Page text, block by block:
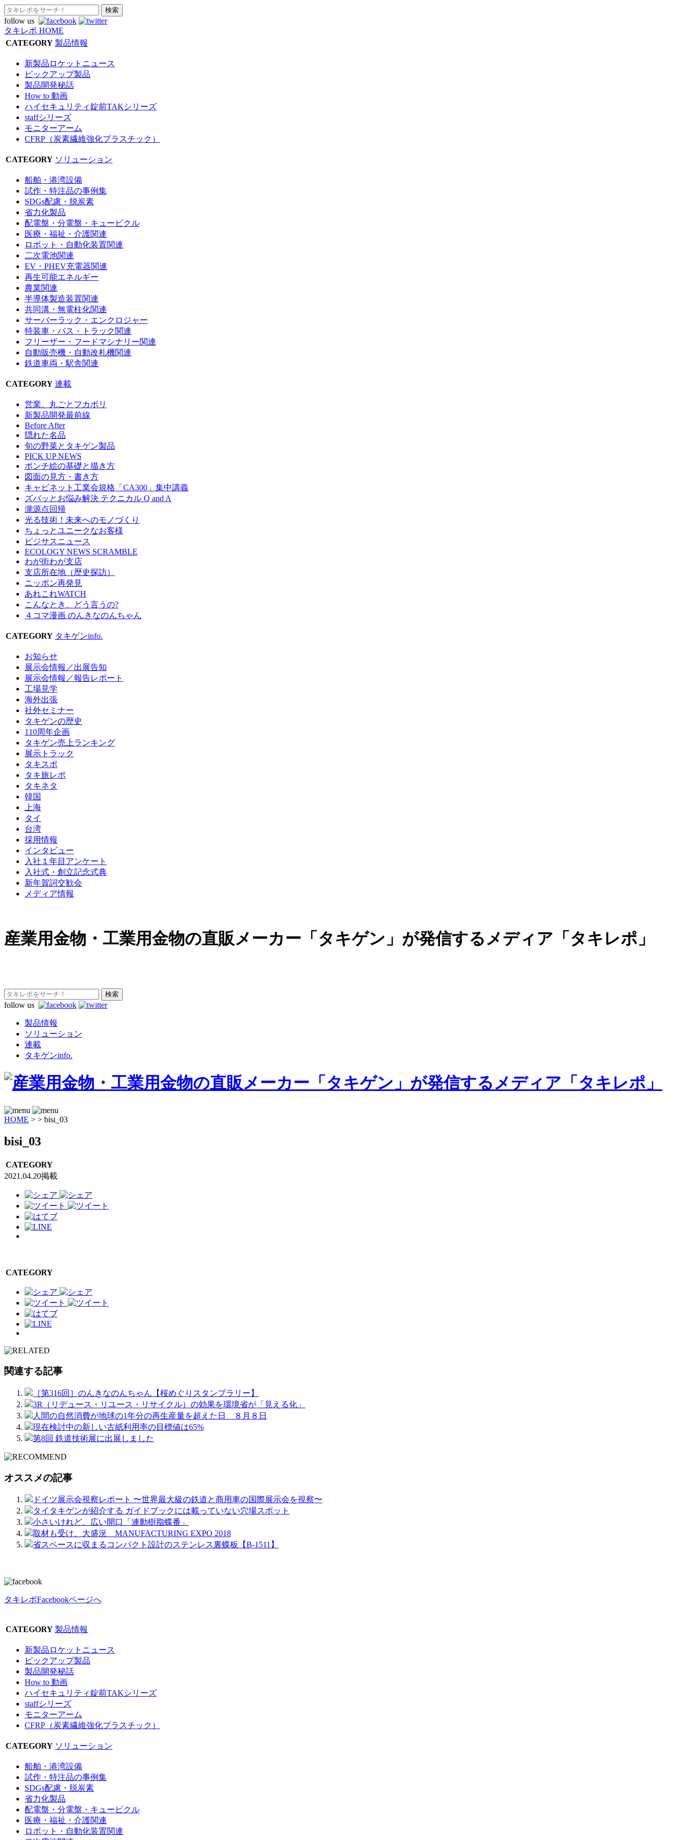
follow us
タキレポ HOME
CATEGORY 製品情報
新製品ロケットニュース
ピックアップ製品
製品開発秘話
How to 動画
ハイセキュリティ錠前TAKシリーズ
staffシリーズ
モニターアーム
CFRP（炭素繊維強化プラスチック）
CATEGORY ソリューション
船舶・港湾設備
試作・特注品の事例集
SDGs配慮・脱炭素
省力化製品
配電盤・分電盤・キュービクル
医療・福祉・介護関連
ロボット・自動化装置関連
二次電池関連
EV・PHEV充電器関連
再生可能エネルギー
農業関連
半導体製造装置関連
共同溝・無電柱化関連
サーバーラック・エンクロジャー
特装車・バス・トラック関連
フリーザー・フードマシナリー関連
自動販売機・自動改札機関連
鉄道車両・駅舎関連
CATEGORY 連載
営業、丸ごとフカボリ
新製品開発最前線
Before After
隠れた名品
旬の野菜とタキゲン製品
PICK UP NEWS
ポンチ絵の基礎と描き方
図面の見方・書き方
キャビネット工業会規格「CA300」集中講義
ズバッとお悩み解決 テクニカル Q and A
瀧源点回帰
光る技術！未来へのモノづくり
ちょっとユニークなお客様
ビジサスニュース
ECOLOGY NEWS SCRAMBLE
わが街わが支店
支店所在地（歴史探訪）
ニッポン再発見
あれこれWATCH
こんなとき、どう言うの?
４コマ漫画 のんきなのんちゃん
CATEGORY タキゲンinfo.
お知らせ
展示会情報／出展告知
展示会情報／報告レポート
工場見学
海外出張
社外セミナー
タキゲンの歴史
110周年企画
タキゲン売上ランキング
展示トラック
タキスポ
タキ旅レポ
タキネタ
韓国
上海
タイ
台湾
採用情報
インタビュー
入社１年目アンケート
入社式・創立記念式典
新年賀詞交歓会
メディア情報
産業用金物・工業用金物の直販メーカー「タキゲン」が発信するメディア「タキレポ」
follow us
製品情報
ソリューション
連載
タキゲンinfo.
HOME > > bisi_03
bisi_03
CATEGORY
2021.04.20掲載
CATEGORY
関連する記事
［第316回］のんきなのんちゃん【桜めぐりスタンプラリー】
3R（リデュース・リユース・リサイクル）の効果を環境省が「見える化」
人間の自然消費が地球の1年分の再生産量を超えた日 ８月８日
現在検討中の新しい古紙利用率の目標値は65%
第8回 鉄道技術展に出展しました
オススメの記事
ドイツ展示会視察レポート 〜世界最大級の鉄道と商用車の国際展示会を視察〜
タイタキゲンが紹介する ガイドブックには載っていない穴場スポット
小さいけれど、広い開口「連動樹脂蝶番」
取材も受け、大盛況 MANUFACTURING EXPO 2018
省スペースに収まるコンパクト設計のステンレス裏蝶板【B-1511】
タキレポFacebookページへ
CATEGORY 製品情報
新製品ロケットニュース
ピックアップ製品
製品開発秘話
How to 動画
ハイセキュリティ錠前TAKシリーズ
staffシリーズ
モニターアーム
CFRP（炭素繊維強化プラスチック）
CATEGORY ソリューション
船舶・港湾設備
試作・特注品の事例集
SDGs配慮・脱炭素
省力化製品
配電盤・分電盤・キュービクル
医療・福祉・介護関連
ロボット・自動化装置関連